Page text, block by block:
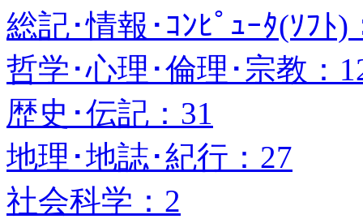
総記･情報･ｺﾝﾋﾟｭｰﾀ(ｿﾌﾄ)
哲学･心理･倫理･宗教：
歴史･伝記：31
地理･地誌･紀行：27
社会科学：2